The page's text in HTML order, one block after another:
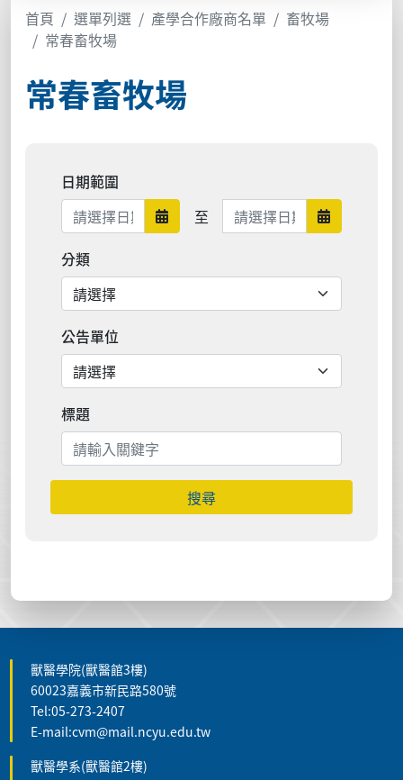
首頁 選單列選 產學合作廠商名單
畜牧場
常春畜牧場
常春畜牧場
日期範圍
日期範圍開始
至 日期範圍結束 日期範圍
分類
公告單位
標題
搜尋
獸醫學院(獸醫館3樓)
60023嘉義市新民路580號
Tel:05-273-2407
E-mail:cvm@mail.ncyu.edu.tw
獸醫學系(獸醫館2樓)